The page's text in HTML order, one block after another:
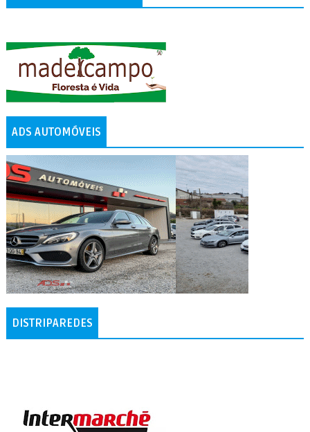
ADS AUTOMÓVEIS
DISTRIPAREDES